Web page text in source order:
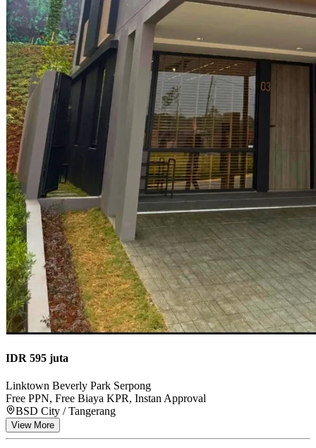
IDR 595 juta
Linktown Beverly Park Serpong
Free PPN, Free Biaya KPR, Instan Approval
BSD City / Tangerang
View More